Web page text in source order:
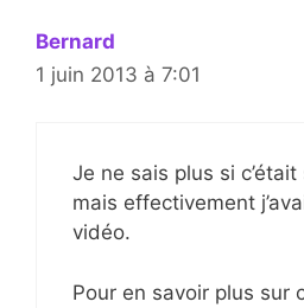
Bernard
1 juin 2013 à 7:01
Je ne sais plus si
mais effectivement
vidéo.
Pour en savoir plus sur